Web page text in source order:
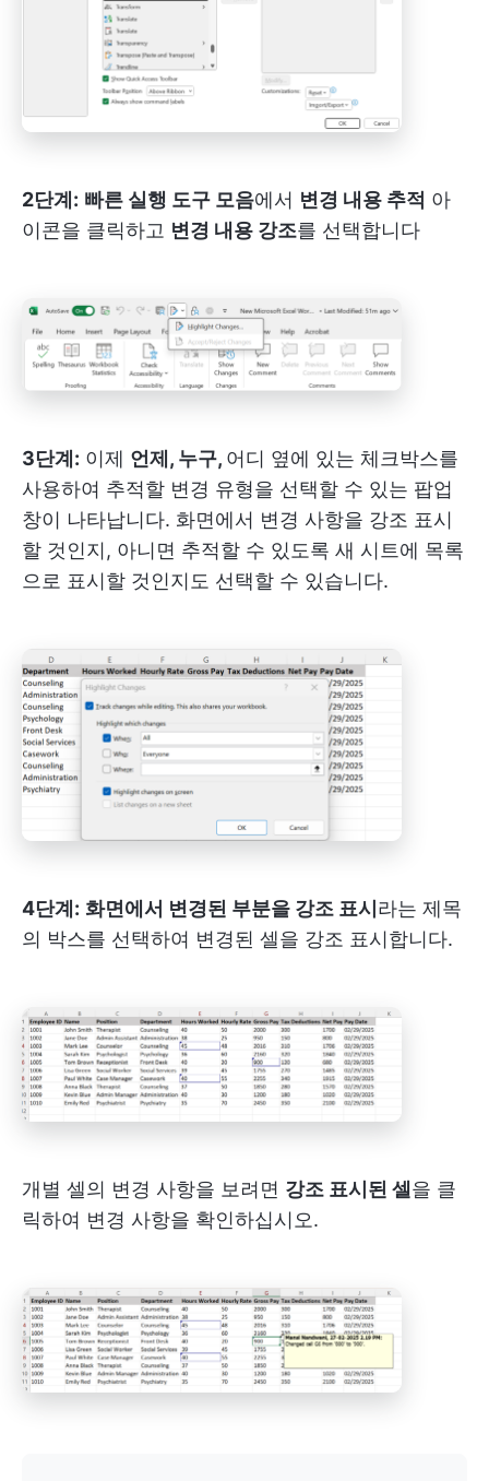
2단계: 빠른 실행 도구 모음에서 변경 내용 추적 아
이콘을 클릭하고 변경 내용 강조를 선택합니다
3단계: 이제 언제, 누구, 어디 옆에 있는 체크박스를
사용하여 추적할 변경 유형을 선택할 수 있는 팝업
창이 나타납니다. 화면에서 변경 사항을 강조 표시
할 것인지, 아니면 추적할 수 있도록 새 시트에 목록
으로 표시할 것인지도 선택할 수 있습니다.
4단계: 화면에서 변경된 부분을 강조 표시 라는 제목
의 박스를 선택하여 변경된 셀을 강조 표시합니다.
개별 셀의 변경 사항을 보려면 강조 표시된 셀을 클
릭하여 변경 사항을 확인하십시오.